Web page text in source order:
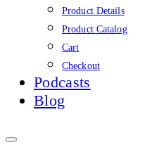
Product Details
Product Catalog
Cart
Checkout
Podcasts
Blog